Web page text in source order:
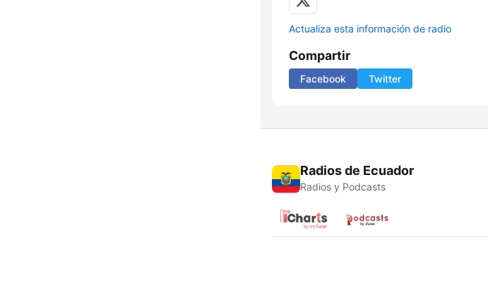
Actualiza esta información de radio
Compartir
Facebook Twitter
Radios de Ecuador
Radios y Podcasts